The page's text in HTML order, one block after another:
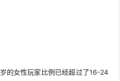
岁的女性玩家比例已经超过了16-24